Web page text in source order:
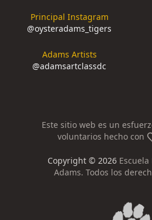
Principal Instagram
@oysteradams_tigers
Adams Artists
@adamsartclassdc
Este sitio web es un
voluntarios hecho con
Copyright © 2026
Adams. Todos los